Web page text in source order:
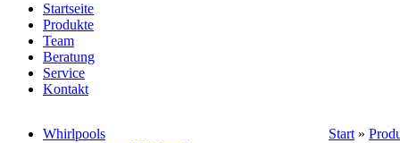
Startseite
Produkte
Team
Beratung
Service
Kontakt
Start »
Whirlpools